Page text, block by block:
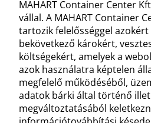
MAHART Container Center
vállal. A MAHART Container
tartozik felelősséggel azokért
bekövetkező károkért,
költségekért, amelyek a
azok használatra képtelen
megfelelő működéséből,
adatok bárki által történő
megváltoztatásából